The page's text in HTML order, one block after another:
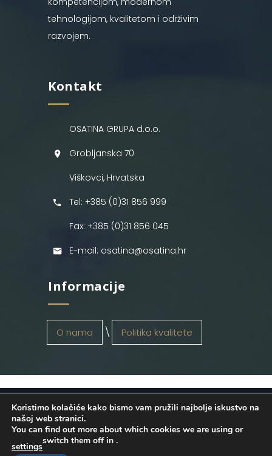
tehnologijom, kvalitetom i održivim
razvojem.
Kontakt
OSATINA GRUPA d.o.o.
Grobljanska 70
Viškovci, Hrvatska
Tel: +385 (0)31 856 999
Fax: +385 (0)31 856 045
E-mail: osatina@osatina.hr
Informacije
O nama Politika kvalitete
OSATINA GRUPA d.o.o. 2026
. Configured
byINFOS Osijek. Sva prava pridržana.
Koristimo kolačiće kako bismo vam pružili najbolje iskustvo na
našoj web stranici.
You can find out more about which cookies we are using or
switch them off in
settings
.